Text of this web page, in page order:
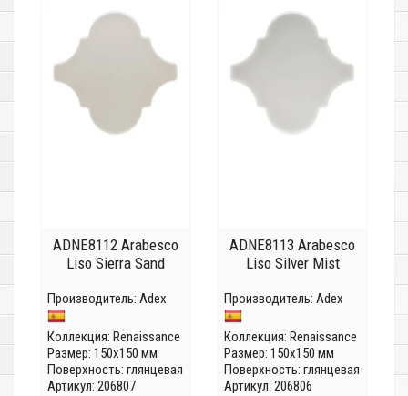
ADNE8112 Arabesco
Liso Sierra Sand
Производитель: Adex
Коллекция: Renaissance
Размер: 150x150 мм
Поверхность: глянцевая
Артикул: 206807
ADNE8113 Arabesco
Liso Silver Mist
Производитель: Adex
Коллекция: Renaissance
Размер: 150x150 мм
Поверхность: глянцевая
Артикул: 206806